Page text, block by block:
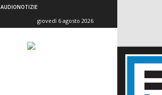
AUDIONOTIZIE
giovedì 6 agosto 2026